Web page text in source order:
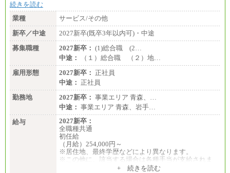
続きを読む
業種
サービス/その他
新卒／中途
2027新卒(既卒3年以内可)・中途
募集職種
2027新卒： (1)総合職 (2…
中途：
（１）総合職 （２）地…
雇用形態
2027新卒： 正社員
中途： 正社員
勤務地
2027新卒： 事業エリア 青森、…
中途： 事業エリア 青森、岩手…
給与
2027新卒：
全職種共通
初任給
（月給）254,000円～
※居住地、最終学歴などにより異なります。
※この他に、該当する場合は各種手当が支給されま
+ 続きを読む